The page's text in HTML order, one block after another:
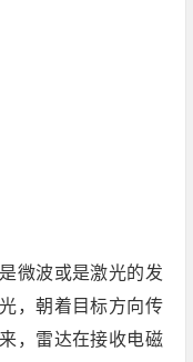
微波或是激光的发
，朝着目标方向传
，雷达在接收电磁